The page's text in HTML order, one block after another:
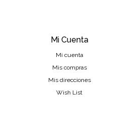
Mi Cuenta
Mi cuenta
Mis compras
Mis direcciones
Wish List